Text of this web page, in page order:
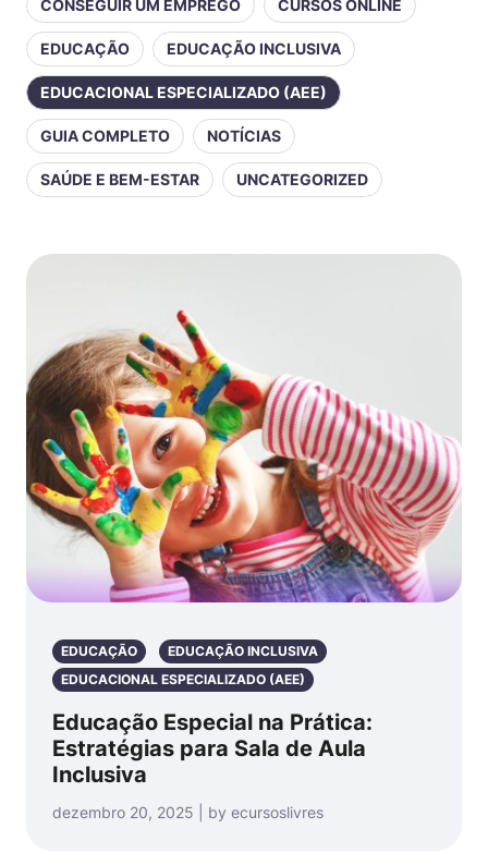
CONSEGUIR UM EMPREGO CURSOS ONLINE
EDUCAÇÃO EDUCAÇÃO INCLUSIVA
EDUCACIONAL ESPECIALIZADO (AEE)
GUIA COMPLETO NOTÍCIAS
SAÚDE E BEM-ESTAR UNCATEGORIZED
EDUCAÇÃO
EDUCAÇÃO INCLUSIVA
EDUCACIONAL ESPECIALIZADO (AEE)
Educação Especial na Prática:
Estratégias para Sala de Aula
Inclusiva
dezembro 20, 2025 | by ecursoslivres